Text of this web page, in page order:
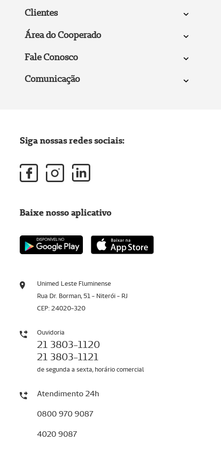
Clientes
Área do Cooperado
Fale Conosco
Comunicação
Unimed Leste Fluminense
Rua Dr. Borman, 51 - Niterói - RJ
CEP: 24020-320
Ouvidoria
21 3803-1120
21 3803-1121
de segunda a sexta, horário comercial
Atendimento 24h
0800 970 9087
4020 9087
Siga nossas redes sociais:
Baixe nosso aplicativo